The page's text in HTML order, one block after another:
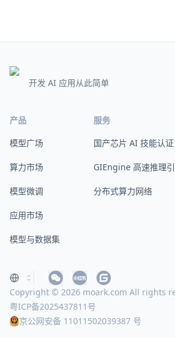
开发 AI 应用从此简单
产品
模型广场
算力市场
模型微调
应用市场
模型与数据集
服务
国产芯片 AI 技能认证
GIEngine 高速推理
分布式算力网络
Copyright © 2026 moark.com All rights
粤ICP备2025437811号
京公网安备 11011502039387 号